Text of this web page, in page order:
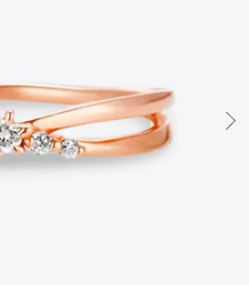
Canal４℃
すべてのジュエリー